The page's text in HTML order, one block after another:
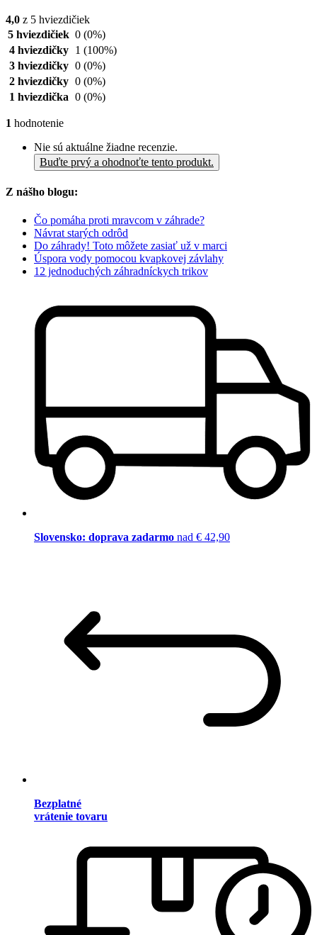
4,0 z 5 hviezdičiek
5 hviezdičiek 0 (0%)
4 hviezdičky
1 (100%)
3 hviezdičky 0 (0%)
2 hviezdičky 0 (0%)
1 hviezdička 0 (0%)
1 hodnotenie
Nie sú aktuálne žiadne recenzie.
Buďte prvý a ohodnoťte tento produkt.
Z nášho blogu:
Čo pomáha proti mravcom v záhrade?
Návrat starých odrôd
Do záhrady! Toto môžete zasiať už v marci
Úspora vody pomocou kvapkovej závlahy
12 jednoduchých záhradníckych trikov
Slovensko: doprava zadarmo nad € 42,90
Bezplatné
vrátenie tovaru